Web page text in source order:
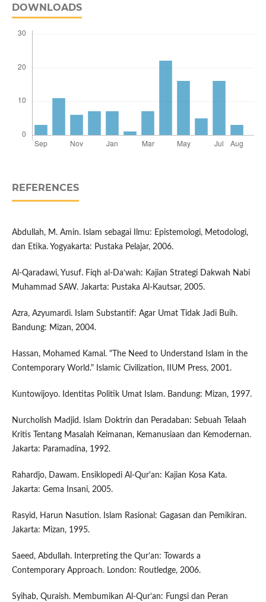
DOWNLOADS
REFERENCES
Abdullah, M. Amin. Islam sebagai Ilmu: Epistemologi, Metodologi,
dan Etika. Yogyakarta: Pustaka Pelajar, 2006.
Al-Qaradawi, Yusuf. Fiqh al-Da‘wah: Kajian Strategi Dakwah Nabi
Muhammad SAW. Jakarta: Pustaka Al-Kautsar, 2005.
Azra, Azyumardi. Islam Substantif: Agar Umat Tidak Jadi Buih.
Bandung: Mizan, 2004.
Hassan, Mohamed Kamal. "The Need to Understand Islam in the
Contemporary World." Islamic Civilization, IIUM Press, 2001.
Kuntowijoyo. Identitas Politik Umat Islam. Bandung: Mizan, 1997.
Nurcholish Madjid. Islam Doktrin dan Peradaban: Sebuah Telaah
Kritis Tentang Masalah Keimanan, Kemanusiaan dan Kemodernan.
Jakarta: Paramadina, 1992.
Rahardjo, Dawam. Ensiklopedi Al-Qur'an: Kajian Kosa Kata.
Jakarta: Gema Insani, 2005.
Rasyid, Harun Nasution. Islam Rasional: Gagasan dan Pemikiran.
Jakarta: Mizan, 1995.
Saeed, Abdullah. Interpreting the Qur’an: Towards a
Contemporary Approach. London: Routledge, 2006.
Syihab, Quraish. Membumikan Al-Qur’an: Fungsi dan Peran